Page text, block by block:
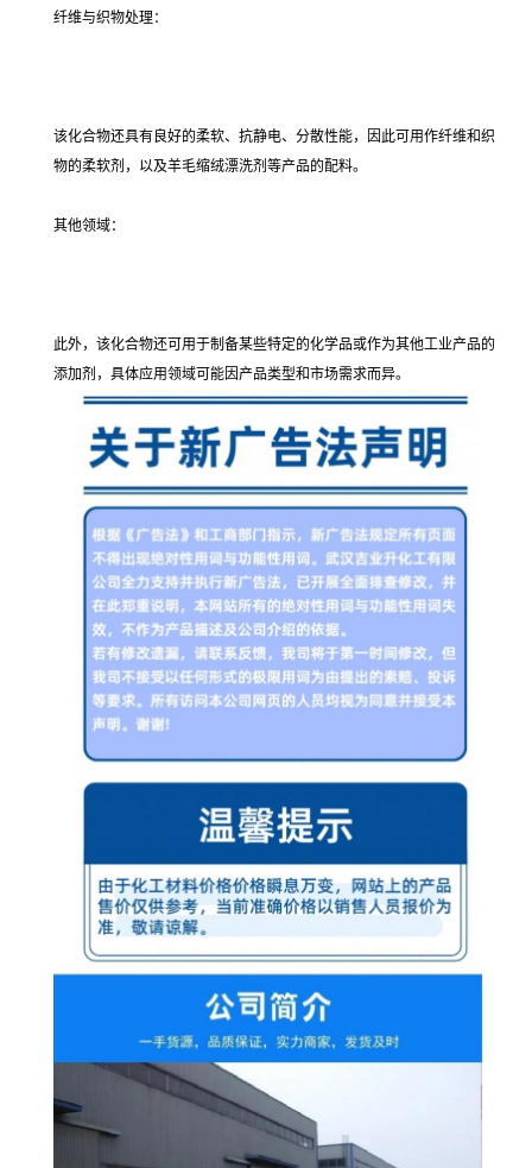
纤维与织物处理：
该化合物还具有良好的柔软、抗静电、分散性能，因此可用作纤维和织
物的柔软剂，以及羊毛缩绒漂洗剂等产品的配料。
其他领域：
此外，该化合物还可用于制备某些特定的化学品或作为其他工业产品的
添加剂，具体应用领域可能因产品类型和市场需求而异。